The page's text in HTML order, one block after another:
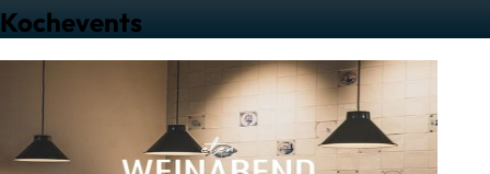
Kochevents